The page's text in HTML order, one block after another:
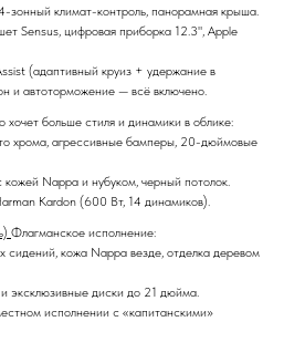
зонный климат-контроль, панорамная крыша.
Sensus, цифровая приборка 12.3", Apple
(адаптивный круиз + удержание в
и автоторможение — всё включено.
хочет больше стиля и динамики в облике:
хрома, агрессивные бамперы, 20-дюймовые
Nappa и нубуком, черный потолок.
Kardon (600 Вт, 14 динамиков).
Флагманское исполнение:
сидений, кожа Nappa везде, отделка деревом
эксклюзивные диски до 21 дюйма.
исполнении с «капитанскими»